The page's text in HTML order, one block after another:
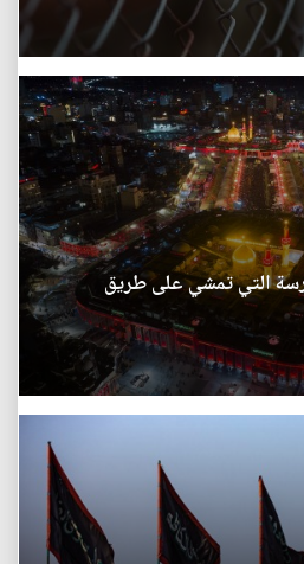
التي تمشي على طريق